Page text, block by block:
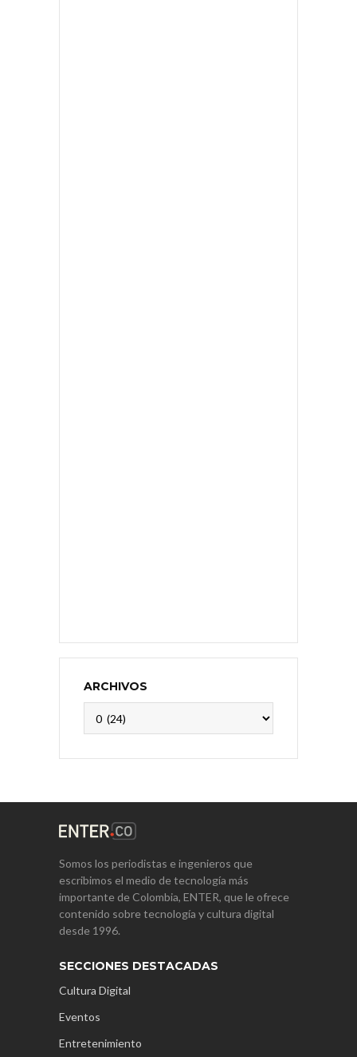
ARCHIVOS
Somos los periodistas e ingenieros que
escribimos el medio de tecnología más
importante de Colombia, ENTER, que le ofrece
contenido sobre tecnología y cultura digital
desde 1996.
SECCIONES DESTACADAS
Cultura Digital
Eventos
Entretenimiento